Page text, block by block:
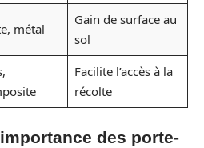
métal
Gain de surface au
sol
Facilite l’accès à la
récolte
des porte-